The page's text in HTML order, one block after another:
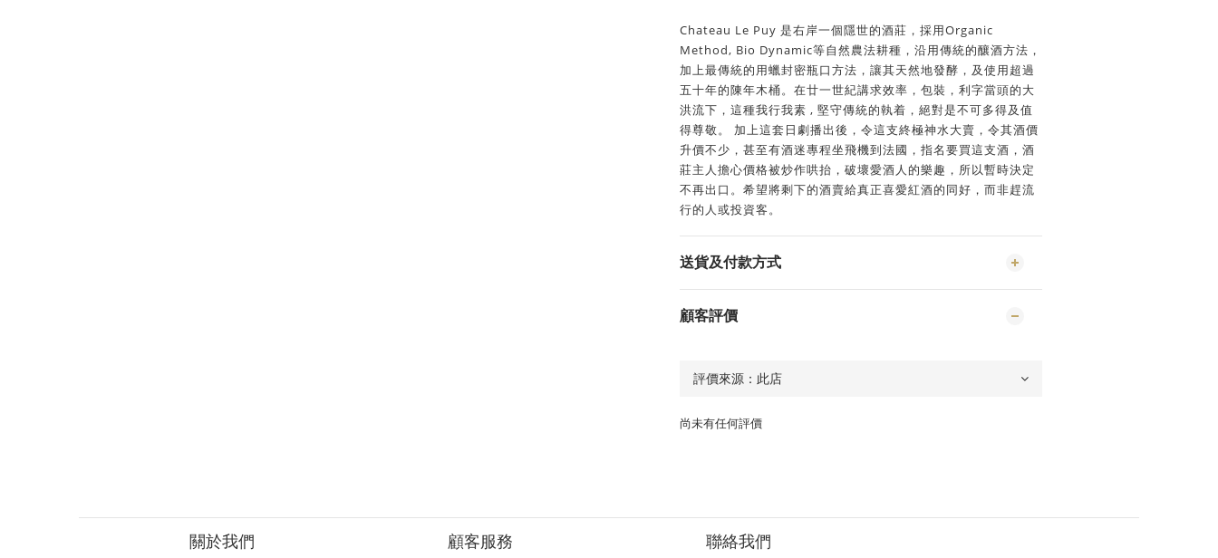
Chateau Le Puy 是右岸一個隱世的酒莊，採用Organic
Method, Bio Dynamic等自然農法耕種，沿用傳統的釀酒方法，
加上最傳統的用蠟封密瓶口方法，讓其天然地發酵，及使用超過
五十年的陳年木桶。在廿一世紀講求效率，包裝，利字當頭的大
洪流下，這種我行我素 , 堅守傳統的執着，絕對是不可多得及值
得尊敬。 加上這套日劇播出後，令這支終極神水大賣，令其酒價
升價不少，甚至有酒迷專程坐飛機到法國，指名要買這支酒，酒
莊主人擔心價格被炒作哄抬，破壞愛酒人的樂趣，所以暫時決定
不再出口。希望將剩下的酒賣給真正喜愛紅酒的同好，而非趕流
行的人或投資客。
送貨及付款方式
顧客評價
尚未有任何評價
關於我們 顧客服務 聯絡我們